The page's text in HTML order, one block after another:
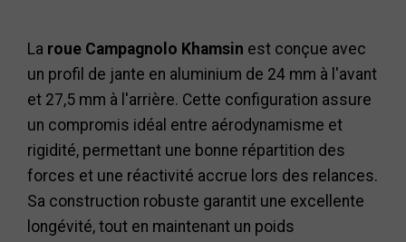
La roue Campagnolo Khamsin est conçue avec
un profil de jante en aluminium de 24 mm à l'avant
et 27,5 mm à l'arrière. Cette configuration assure
un compromis idéal entre aérodynamisme et
rigidité, permettant une bonne répartition des
forces et une réactivité accrue lors des relances.
Sa construction robuste garantit une excellente
longévité, tout en maintenant un poids